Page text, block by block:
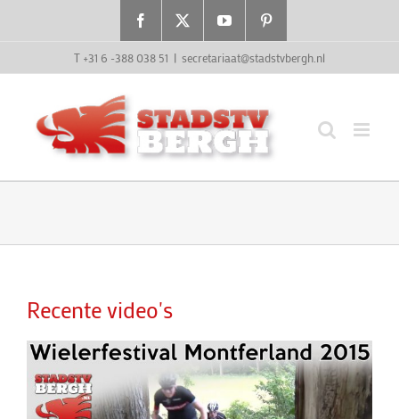
Facebook YouTube
T +31 6 -388 038 51 | secretariaat@stadstvbergh.nl
Recente video's